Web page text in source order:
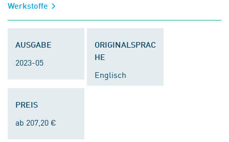
Werkstoffe
AUSGABE
2023-05
ORIGINALSPRAC
HE
Englisch
PREIS
ab 207,20 €